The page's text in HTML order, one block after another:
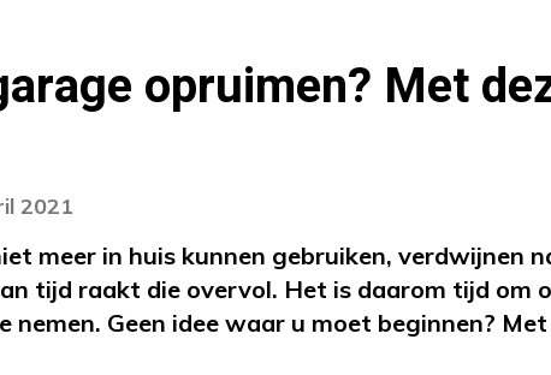
opruimen? Met
2021
meer in huis kunnen gebruiken, verdwijnen
tijd raakt die overvol. Het is daarom tijd om
nemen. Geen idee waar u moet beginnen?